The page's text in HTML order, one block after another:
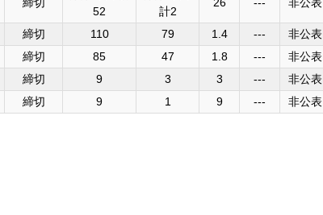
52
計2
締切 110 79 1.4 --- 非公表
締切 85 47 1.8 --- 非公表
締切 9 3 3 --- 非公表
締切 9 1 9 --- 非公表